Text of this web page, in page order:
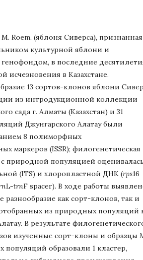
M. Roem. (яблоня Сиверса), признанная
культурной яблони и
в последние
исчезновения в Казахстане.
13 сортов-клонов яблони
из интродукционной коллекции
сада г. Алматы (Казахстан) и 31
Джунгарского Алатау были
8 полиморфных
маркеров (ISSR); филогенетическая
природной популяцией
(ITS) и хлоропластной ДНК (rps16
L-trnF spacer). В ходе работы
разнообразие как сорт-клонов, так и
из природных популяций
В результате
изученные сорт-клоны и образцы
популяций образовали 1 кластер,